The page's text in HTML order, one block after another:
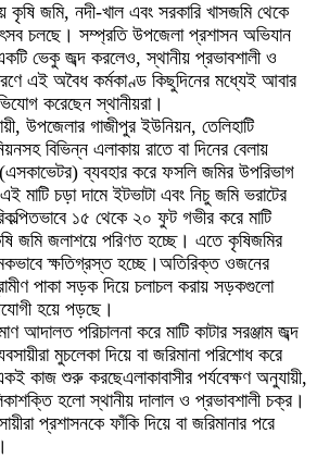
কৃষি জমি, নদী-খাল এবং সরকারি খাসজমি থেকে
চলছে। সম্প্রতি উপজেলা প্রশাসন অভিযান
ভেকু জব্দ করলেও, স্থানীয় প্রভাবশালী ও
এই অবৈধ কর্মকাণ্ড কিছুদিনের মধ্যেই আবার
করেছেন স্থানীয়রা।
উপজেলার গাজীপুর ইউনিয়ন, তেলিহাটি
বিভিন্ন এলাকায় রাতে বা দিনের বেলায়
(এসকাভেটর) ব্যবহার করে ফসলি জমির উপরিভাগ
মাটি চড়া দামে ইটভাটা এবং নিচু জমি ভরাটের
১৫ থেকে ২০ ফুট গভীর করে মাটি
জমি জলাশয়ে পরিণত হচ্ছে। এতে কৃষিজমির
ক্ষতিগ্রস্ত হচ্ছে।অতিরিক্ত ওজনের
পাকা সড়ক দিয়ে চলাচল করায় সড়কগুলো
হয়ে পড়ছে।
আদালত পরিচালনা করে মাটি কাটার সরঞ্জাম জব্দ
মুচলেকা দিয়ে বা জরিমানা পরিশোধ করে
কাজ শুরু করছেএলাকাবাসীর পর্যবেক্ষণ অনুযায়ী,
হলো স্থানীয় দালাল ও প্রভাবশালী চক্র।
প্রশাসনকে ফাঁকি দিয়ে বা জরিমানার পরে